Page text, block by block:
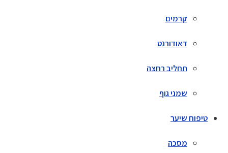
קרמים
דאודורנט
תחליב רחצה
שמני גוף
טיפוח שיער
מסכה